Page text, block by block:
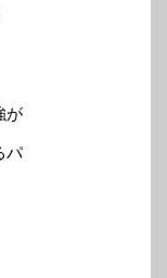
が
パ